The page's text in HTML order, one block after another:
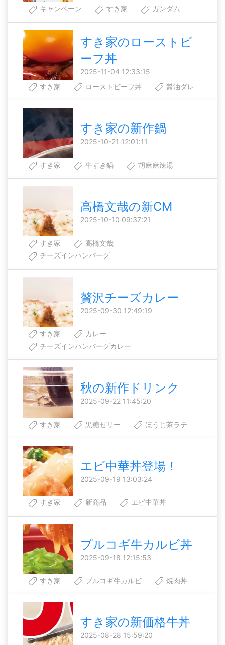
キャンペーン すき家 ガンダム
すき家のローストビ
ーフ丼
2025-11-04 12:33:15
すき家
ローストビーフ丼 醤油ダレ
すき家の新作鍋
2025-10-21 12:01:11
すき家 牛すき鍋 胡麻麻辣湯
高橋文哉の新CM
2025-10-10 09:37:21
すき家
高橋文哉
チーズインハンバーグ
贅沢チーズカレー
2025-09-30 12:49:19
すき家
カレー
チーズインハンバーグカレー
秋の新作ドリンク
2025-09-22 11:45:20
すき家 黒糖ゼリー ほうじ茶ラテ
エビ中華丼登場！
2025-09-19 13:03:24
すき家 新商品 エビ中華丼
プルコギ牛カルビ丼
2025-09-18 12:15:53
すき家 プルコギ牛カルビ 焼肉丼
すき家の新価格牛丼
2025-08-28 15:59:20